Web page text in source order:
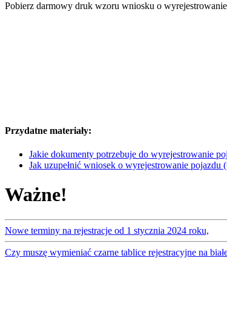
Pobierz darmowy druk wzoru wniosku o
Przydatne materiały:
Jakie dokumenty potrzebuje do wyrejestrowanie
Jak uzupełnić wniosek o wyrejestrowanie pojazdu
Ważne!
Nowe terminy na rejestracje od 1 stycznia 2024 roku,
Czy muszę wymieniać czarne tablice rejestracyjne na